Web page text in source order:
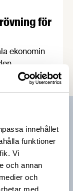
innehållet
funktioner
Vi
och annan
och
för
ekonomin
och
till vårt